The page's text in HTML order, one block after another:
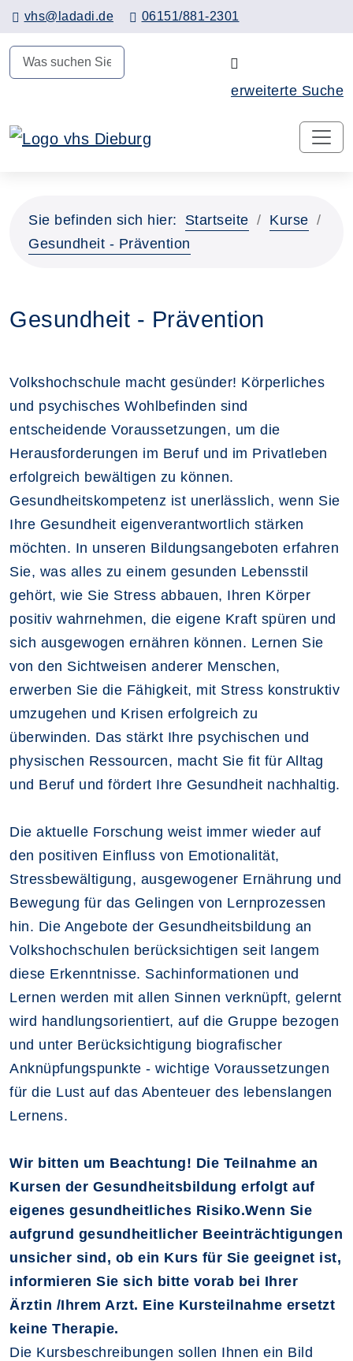
vhs@ladadi.de 06151/881-2301
erweiterte Suche
Hauptinhalt anspringen
Sie befinden sich hier: Startseite
Kurse
Gesundheit - Prävention
Gesundheit - Prävention
Volkshochschule macht gesünder! Körperliches
und psychisches Wohlbefinden sind
entscheidende Voraussetzungen, um die
Herausforderungen im Beruf und im Privatleben
erfolgreich bewältigen zu können.
Gesundheitskompetenz ist unerlässlich, wenn Sie
Ihre Gesundheit eigenverantwortlich stärken
möchten. In unseren Bildungsangeboten erfahren
Sie, was alles zu einem gesunden Lebensstil
gehört, wie Sie Stress abbauen, Ihren Körper
positiv wahrnehmen, die eigene Kraft spüren und
sich ausgewogen ernähren können. Lernen Sie
von den Sichtweisen anderer Menschen,
erwerben Sie die Fähigkeit, mit Stress konstruktiv
umzugehen und Krisen erfolgreich zu
überwinden. Das stärkt Ihre psychischen und
physischen Ressourcen, macht Sie fit für Alltag
und Beruf und fördert Ihre Gesundheit nachhaltig.
Die aktuelle Forschung weist immer wieder auf
den positiven Einfluss von Emotionalität,
Stressbewältigung, ausgewogener Ernährung und
Bewegung für das Gelingen von Lernprozessen
hin. Die Angebote der Gesundheitsbildung an
Volkshochschulen berücksichtigen seit langem
diese Erkenntnisse. Sachinformationen und
Lernen werden mit allen Sinnen verknüpft, gelernt
wird handlungsorientiert, auf die Gruppe bezogen
und unter Berücksichtigung biografischer
Anknüpfungspunkte - wichtige Voraussetzungen
für die Lust auf das Abenteuer des lebenslangen
Lernens.
Wir bitten um Beachtung! Die Teilnahme an
Kursen der Gesundheitsbildung erfolgt auf
eigenes gesundheitliches Risiko.Wenn Sie
aufgrund gesundheitlicher Beeinträchtigungen
unsicher sind, ob ein Kurs für Sie geeignet ist,
informieren Sie sich bitte vorab bei Ihrer
Ärztin /Ihrem Arzt. Eine Kursteilnahme ersetzt
keine Therapie.
Die Kursbeschreibungen sollen Ihnen ein Bild